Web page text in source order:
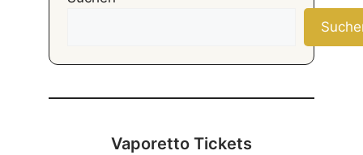
Vaporetto Tickets